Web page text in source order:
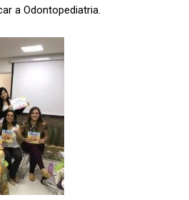
a Odontopediatria.